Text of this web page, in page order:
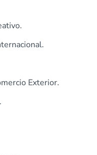
Exterior.